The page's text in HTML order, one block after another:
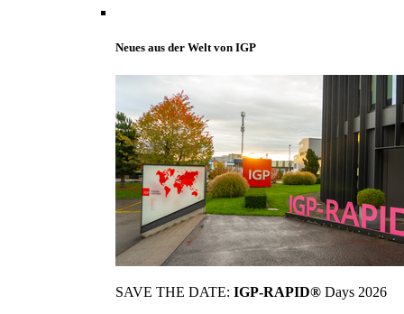
Neues aus der Welt von IGP
SAVE THE DATE: IGP-RAPID® Days 2026